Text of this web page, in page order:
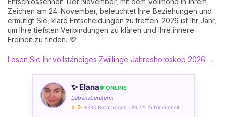
Zeichen am 24. November, beleuchtet Ihre Beziehungen und
ermutigt Sie, klare Entscheidungen zu treffen. 2026 ist Ihr Jahr,
um Ihre tiefsten Verbindungen zu klären und Ihre innere
Freiheit zu finden. 💜
Lesen Sie Ihr vollständiges Zwillinge-Jahreshoroskop 2026 →
✨ Elana● ONLINE
Lebensberaterin
⭐ 5· +330 Beratungen · 89,7% Zufriedenheit